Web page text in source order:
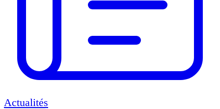
Actualités